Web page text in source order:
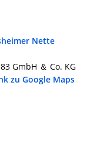
Nette
GmbH ＆ Co. KG
zu Google Maps